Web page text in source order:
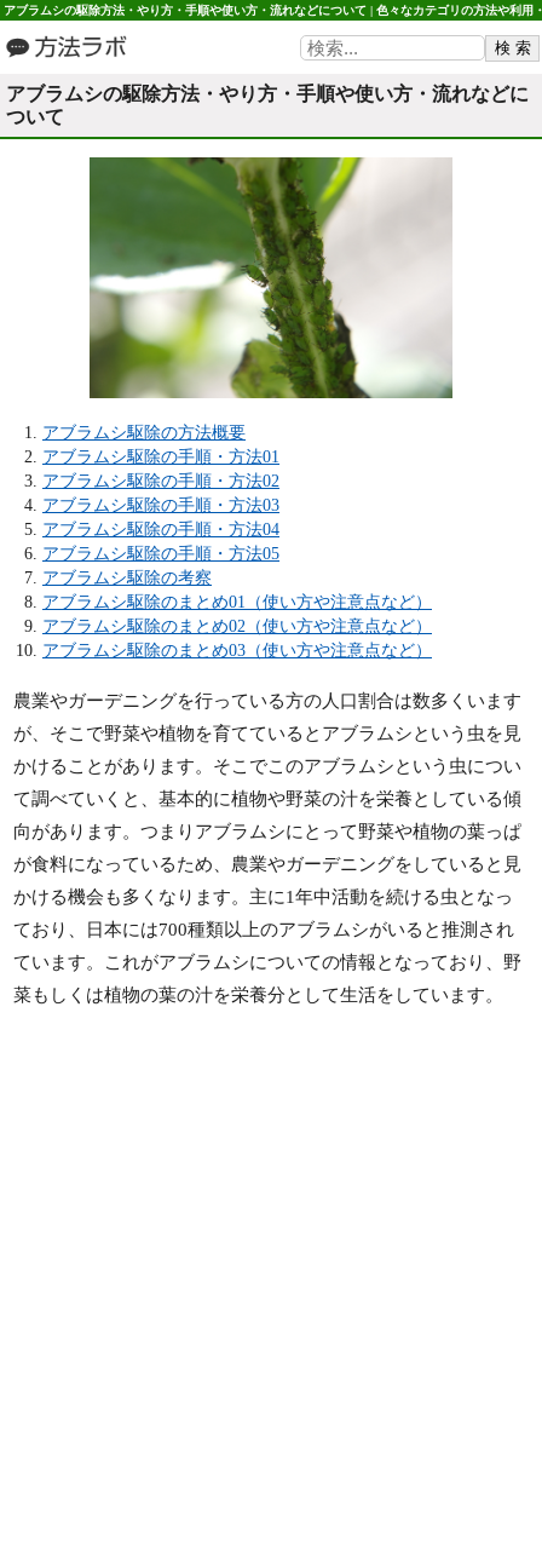
アブラムシの駆除方法・やり方・手順や使い方・流れなどについて | 色々なカテゴリの方法や利用
アブラムシの駆除方法・やり方・手順や使い方・流れなどに
ついて
アブラムシ駆除の方法概要
アブラムシ駆除の手順・方法01
アブラムシ駆除の手順・方法02
アブラムシ駆除の手順・方法03
アブラムシ駆除の手順・方法04
アブラムシ駆除の手順・方法05
アブラムシ駆除の考察
アブラムシ駆除のまとめ01（使い方や注意点など）
アブラムシ駆除のまとめ02（使い方や注意点など）
アブラムシ駆除のまとめ03（使い方や注意点など）
農業やガーデニングを行っている方の人口割合は数多くいます
が、そこで野菜や植物を育てているとアブラムシという虫を見
かけることがあります。そこでこのアブラムシという虫につい
て調べていくと、基本的に植物や野菜の汁を栄養としている傾
向があります。つまりアブラムシにとって野菜や植物の葉っぱ
が食料になっているため、農業やガーデニングをしていると見
かける機会も多くなります。主に1年中活動を続ける虫となっ
ており、日本には700種類以上のアブラムシがいると推測され
ています。これがアブラムシについての情報となっており、野
菜もしくは植物の葉の汁を栄養分として生活をしています。